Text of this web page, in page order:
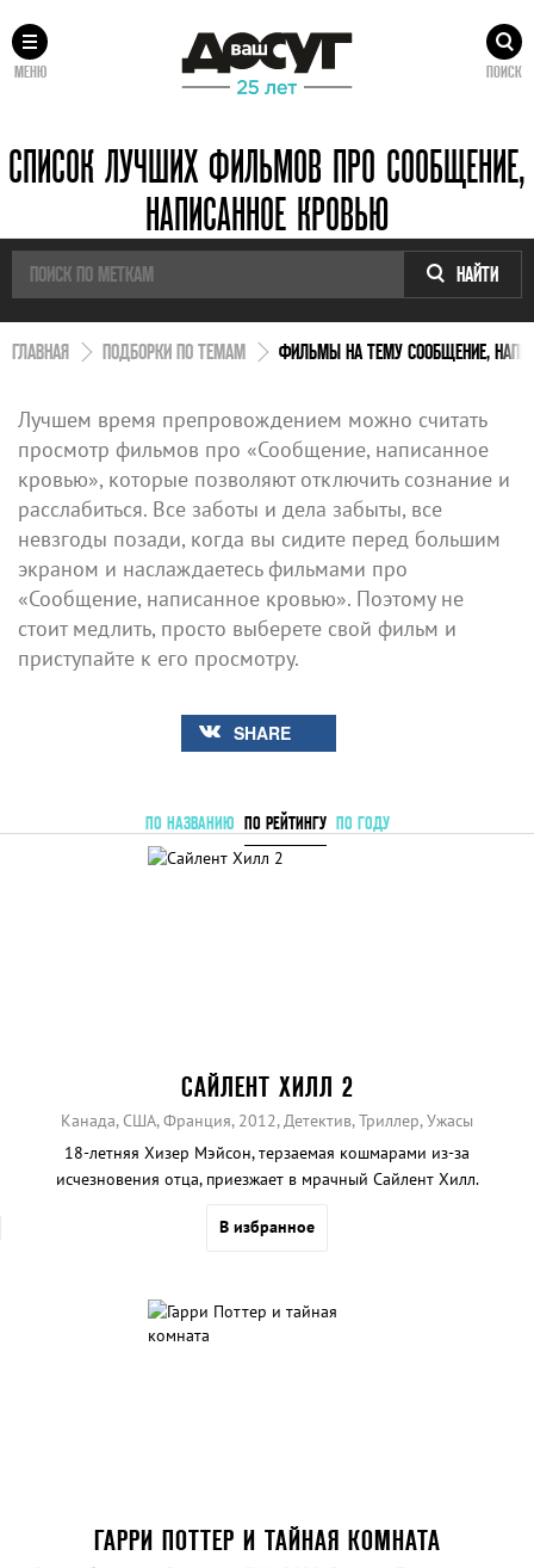
МЕНЮ ПОИСК
СПИСОК ЛУЧШИХ ФИЛЬМОВ ПРО СООБЩЕНИЕ,
НАПИСАННОЕ КРОВЬЮ
НАЙТИ
ГЛАВНАЯ ПОДБОРКИ ПО ТЕМАМ ФИЛЬМЫ НА ТЕМУ СООБЩЕНИЕ,
Лучшем время препровождением можно считать
просмотр фильмов про «Сообщение, написанное
кровью», которые позволяют отключить сознание и
расслабиться. Все заботы и дела забыты, все
невзгоды позади, когда вы сидите перед большим
экраном и наслаждаетесь фильмами про
«Сообщение, написанное кровью». Поэтому не
стоит медлить, просто выберете свой фильм и
приступайте к его просмотру.
SHARE
ПО НАЗВАНИЮ ПО РЕЙТИНГУ ПО ГОДУ
САЙЛЕНТ ХИЛЛ 2
Канада, США, Франция, 2012, Детектив, Триллер, Ужасы
18-летняя Хизер Мэйсон, терзаемая кошмарами из-за
исчезновения отца, приезжает в мрачный Сайлент Хилл.
В избранное
ГАРРИ ПОТТЕР И ТАЙНАЯ КОМНАТА